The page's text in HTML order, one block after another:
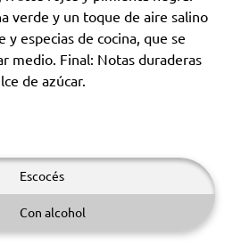
verde y un toque de aire salino
y especias de cocina, que se
medio. Final: Notas duraderas
de azúcar.
Escocés
Con alcohol